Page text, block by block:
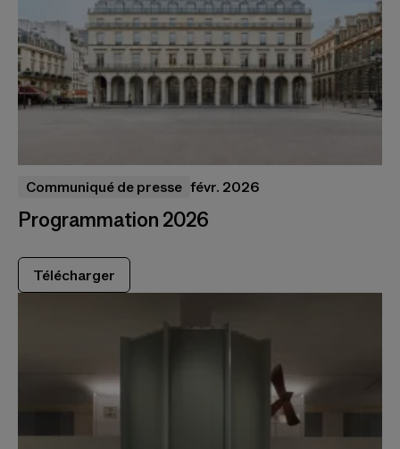
Communiqué de presse févr. 2026
Programmation 2026
Télécharger